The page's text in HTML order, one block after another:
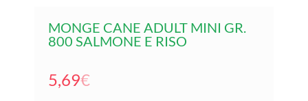
MONGE CANE ADULT MINI GR.
800 SALMONE E RISO
5,69€